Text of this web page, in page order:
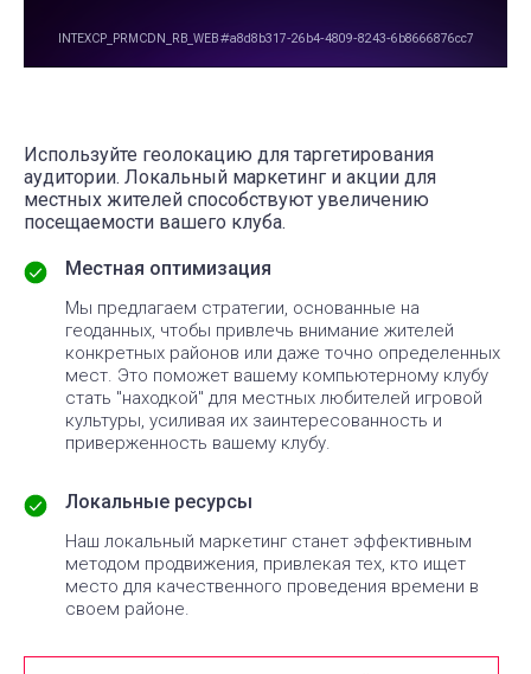
Используйте геолокацию для таргетирования
аудитории. Локальный маркетинг и акции для
местных жителей способствуют увеличению
посещаемости вашего клуба.
Местная оптимизация
Мы предлагаем стратегии, основанные на
геоданных, чтобы привлечь внимание жителей
конкретных районов или даже точно определенных
мест. Это поможет вашему компьютерному клубу
стать "находкой" для местных любителей игровой
культуры, усиливая их заинтересованность и
приверженность вашему клубу.
Локальные ресурсы
Наш локальный маркетинг станет эффективным
методом продвижения, привлекая тех, кто ищет
место для качественного проведения времени в
своем районе.